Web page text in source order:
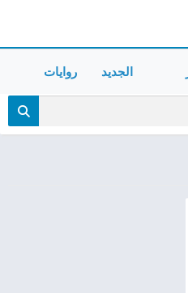
الجديد روايات